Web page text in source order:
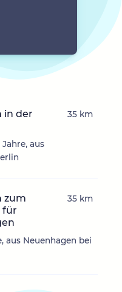
in der
aus
35 km
zum
für
aus Neuenhagen bei
35 km